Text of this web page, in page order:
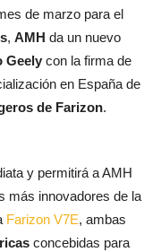
de marzo para el
, AMH da un nuevo
Geely con la firma de
en España de
de Farizon.
y permitirá a AMH
más innovadores de la
Farizon V7E, ambas
concebidas para